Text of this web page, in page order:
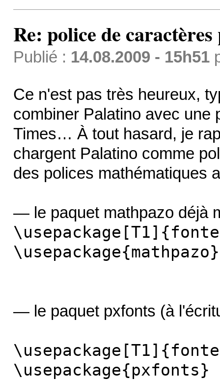
Re: police de
Publié : 14.08.2009 - 15h51
Ce n'est pas très heureux,
combiner Palatino avec une
Times… À tout hasard, je
chargent Palatino comme
des polices mathématiques
— le paquet mathpazo déjà
\usepackage{mathpazo}
— le paquet pxfonts (à
\usepackage{pxfonts}